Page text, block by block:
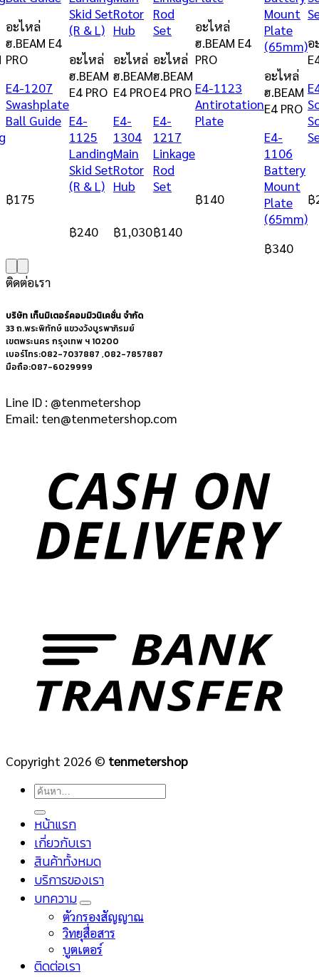
อะไหล่
ฮ.BEAM E4
PRO
E4-1207
Swashplate
Ball Guide
฿175
อะไหล่
ฮ.BEAM
E4 PRO
E4-
1125
Landing
Skid Set
(R & L)
฿240
อะไหล่
ฮ.BEAM
E4 PRO
E4-
1304
Main
Rotor
Hub
฿1,030
อะไหล่
ฮ.BEAM
E4 PRO
E4-
1217
Linkage
Rod
Set
฿140
อะไหล่
ฮ.BEAM E4
PRO
E4-1123
Antirotation
Plate
฿140
อะไหล่
ฮ.BEAM
E4 PRO
E4-
1106
Battery
Mount
Plate
(65mm)
฿340
อ
฿
ติดต่อเรา
บริษัท เท็นมิเตอร์คอมมิวนิเคชั่น จำกัด
33 ถ.พระพิทักษ์ แขวงวังบูรพาภิรมย์
เขตพระนคร กรุงเทพ ฯ 10200
เบอร์โทร:082-7037887 ,082-7857887
มือถือ:087-6029999
Line ID : @tenmetershop
Email: ten@tenmetershop.com
Copyright 2026 © tenmetershop
ค้นหา:
หน้าแรก
เกี่ยวกับเรา
สินค้าทั้งหมด
บริการของเรา
บทความ
ตัวกรองสัญญาณ
วิทยุสื่อสาร
บูตเตอร์
ติดต่อเรา